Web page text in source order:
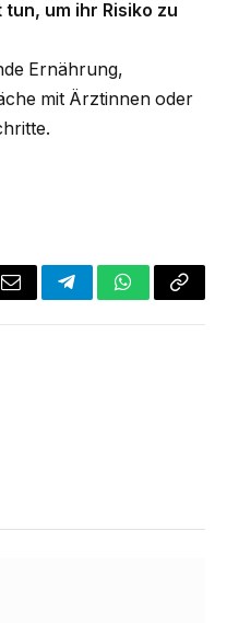
tun, um ihr Risiko zu
Ernährung,
mit Ärztinnen oder
Email TelegramWhatsApp
Copy